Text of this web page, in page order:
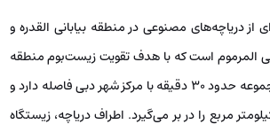
از دریاچه‌های مصنوعی در منطقه بیابانی القدره و
المرموم است که با هدف تقویت زیست‌بوم منطقه
ایجاد شده است. این مجموعه حدود ۳۰ دقیقه با مرکز شهر دبی فاصله دارد و
در حدود ۱.۵ کیلومتر مربع را در بر می‌گیرد. اطراف دریاچه، زیستگاه